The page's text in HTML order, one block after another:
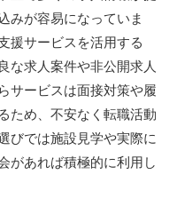
みが容易になっていま
援サービスを活用する
な求人案件や非公開求人
サービスは面接対策や履
ため、不安なく転職活動
びでは施設見学や実際に
があれば積極的に利用し